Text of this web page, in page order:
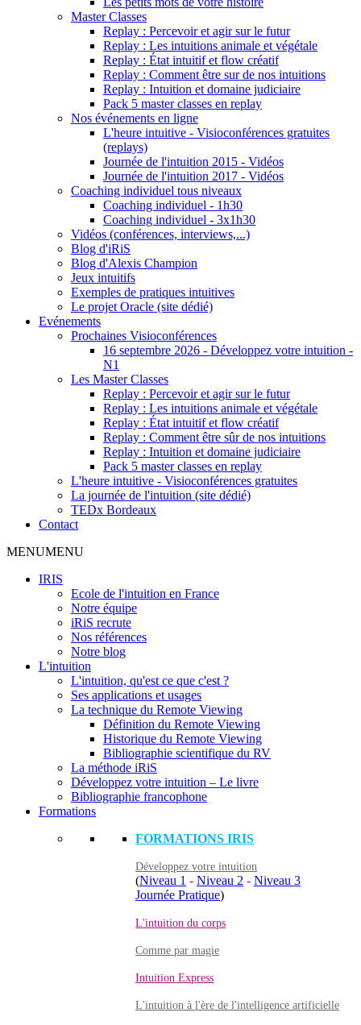
Master Classes
Replay : Percevoir et agir sur le futur
Replay : Les intuitions animale et végétale
Replay : État intuitif et flow créatif
Replay : Comment être sur de nos intuitions
Replay : Intuition et domaine judiciaire
Pack 5 master classes en replay
Nos événements en ligne
L'heure intuitive - Visioconférences gratuites
(replays)
Journée de l'intuition 2015 - Vidéos
Journée de l'intuition 2017 - Vidéos
Coaching individuel tous niveaux
Coaching individuel - 1h30
Coaching individuel - 3x1h30
Vidéos (conférences, interviews,...)
Blog d'iRiS
Blog d'Alexis Champion
Jeux intuitifs
Exemples de pratiques intuitives
Le projet Oracle (site dédié)
Evénements
Prochaines Visioconférences
16 septembre 2026 - Développez votre intuition -
N1
Les Master Classes
Replay : Percevoir et agir sur le futur
Replay : Les intuitions animale et végétale
Replay : État intuitif et flow créatif
Replay : Comment être sûr de nos intuitions
Replay : Intuition et domaine judiciaire
Pack 5 master classes en replay
L'heure intuitive - Visioconférences gratuites
La journée de l'intuition (site dédié)
TEDx Bordeaux
Contact
MENUMENU
IRIS
Ecole de l'intuition en France
Notre équipe
iRiS recrute
Nos références
Notre blog
L'intuition
L'intuition, qu'est ce que c'est ?
Ses applications et usages
La technique du Remote Viewing
Définition du Remote Viewing
Historique du Remote Viewing
Bibliographie scientifique du RV
La méthode iRiS
Développez votre intuition – Le livre
Bibliographie francophone
Formations
FORMATIONS IRIS
Développez votre intuition
(Niveau 1 - Niveau 2 - Niveau 3
Journée Pratique)
L'intuition du corps
Comme par magie
Intuition Express
L'intuition à l'ère de l'intelligence artificielle